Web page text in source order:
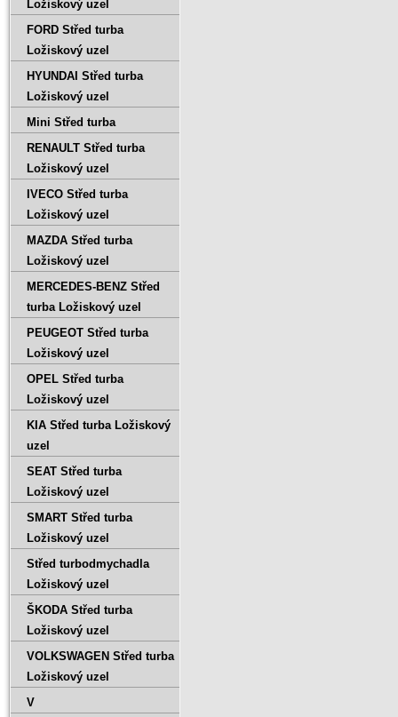
Ložiskový uzel
FORD Střed turba
Ložiskový uzel
HYUNDAI Střed turba
Ložiskový uzel
Mini Střed turba
RENAULT Střed turba
Ložiskový uzel
IVECO Střed turba
Ložiskový uzel
MAZDA Střed turba
Ložiskový uzel
MERCEDES-BENZ Střed
turba Ložiskový uzel
PEUGEOT Střed turba
Ložiskový uzel
OPEL Střed turba
Ložiskový uzel
KIA Střed turba Ložiskový
uzel
SEAT Střed turba
Ložiskový uzel
SMART Střed turba
Ložiskový uzel
Střed turbodmychadla
Ložiskový uzel
ŠKODA Střed turba
Ložiskový uzel
VOLKSWAGEN Střed turba
Ložiskový uzel
V